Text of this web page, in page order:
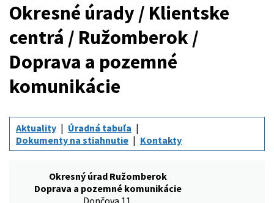
Okresné úrady / Klientske
centrá / Ružomberok /
Doprava a pozemné
komunikácie
Aktuality
Úradná tabuľa
Dokumenty na stiahnutie
Kontakty
Okresný úrad Ružomberok
Doprava a pozemné komunikácie